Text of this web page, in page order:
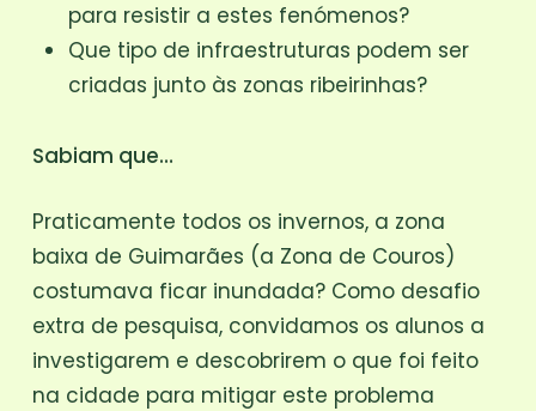
para resistir a estes fenómenos?
Que tipo de infraestruturas podem ser
criadas junto às zonas ribeirinhas?
Sabiam que…
Praticamente todos os invernos, a zona
baixa de Guimarães (a Zona de Couros)
costumava ficar inundada? Como desafio
extra de pesquisa, convidamos os alunos a
investigarem e descobrirem o que foi feito
na cidade para mitigar este problema